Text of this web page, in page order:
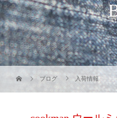
ブログ 入荷情報